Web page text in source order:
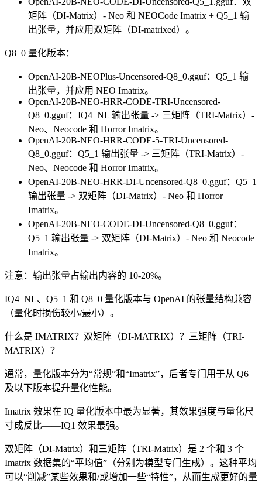
矩阵（DI-Matrix）- Neo 和 NEOCode Imatrix + Q5_1 输
出张量，并应用双矩阵（DI-matrixed）。
Q8_0 量化版本：
OpenAI-20B-NEOPlus-Uncensored-Q8_0.gguf：Q5_1 输
出张量，并应用 NEO Imatrix。
OpenAI-20B-NEO-HRR-CODE-TRI-Uncensored-
Q8_0.gguf：IQ4_NL 输出张量 -> 三矩阵（TRI-Matrix）-
Neo、Neocode 和 Horror Imatrix。
OpenAI-20B-NEO-HRR-CODE-5-TRI-Uncensored-
Q8_0.gguf：Q5_1 输出张量 -> 三矩阵（TRI-Matrix）-
Neo、Neocode 和 Horror Imatrix。
OpenAI-20B-NEO-HRR-DI-Uncensored-Q8_0.gguf：Q5_1
输出张量 -> 双矩阵（DI-Matrix）- Neo 和 Horror
Imatrix。
OpenAI-20B-NEO-CODE-DI-Uncensored-Q8_0.gguf：
Q5_1 输出张量 -> 双矩阵（DI-Matrix）- Neo 和 Neocode
Imatrix。
注意：输出张量占输出内容的 10-20%。
IQ4_NL、Q5_1 和 Q8_0 量化版本与 OpenAI 的张量结构兼容
（量化时损伤较小/最小）。
什么是 IMATRIX？双矩阵（DI-MATRIX）？三矩阵（TRI-
MATRIX）？
通常，量化版本分为“常规”和“Imatrix”，后者专门用于从 Q6
及以下版本提升量化性能。
Imatrix 效果在 IQ 量化版本中最为显著，其效果强度与量化尺
寸成反比——IQ1 效果最强。
双矩阵（DI-Matrix）和三矩阵（TRI-Matrix）是 2 个和 3 个
Imatrix 数据集的“平均值”（分别为模型专门生成）。这种平均
可以“削减”某些效果和/或增加一些“特性”，从而生成更好的量